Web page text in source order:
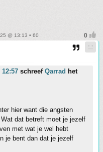
@ 13:13 • 60
schreef Qarrad het
hier want die angsten
dat betreft moet je jezelf
met wat je wel hebt
je bent dan dat je jezelf